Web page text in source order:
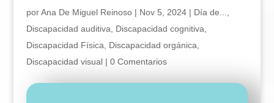
porAna De Miguel Reinoso| Nov 5, 2024| Día de...
Discapacidad auditiva
Discapacidad cognitiva
Discapacidad Física
Discapacidad orgánica
Discapacidad visual| 0 Comentarios